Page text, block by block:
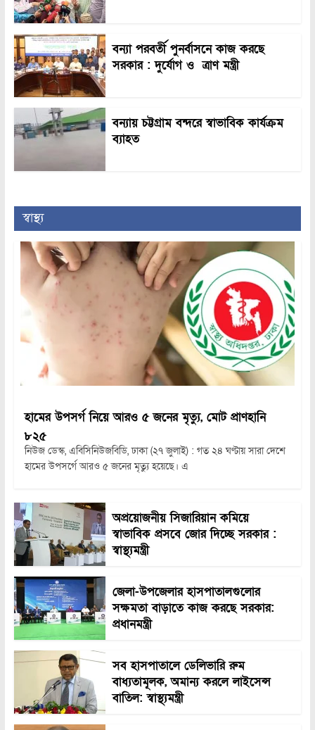
বন্যা পরবর্তী পুনর্বাসনে কাজ করছে
সরকার : দুর্যোগ ও ত্রাণ মন্ত্রী
বন্যায় চট্টগ্রাম বন্দরে স্বাভাবিক কার্যক্রম
ব্যাহত
স্বাস্থ্য
হামের উপসর্গ নিয়ে আরও ৫ জনের মৃত্যু, মোট প্রাণহানি
৮২৫
নিউজ ডেস্ক, এবিসিনিউজবিডি, ঢাকা (২৭ জুলাই) : গত ২৪ ঘণ্টায় সারা দেশে
হামের উপসর্গে আরও ৫ জনের মৃত্যু হয়েছে। এ
অপ্রয়োজনীয় সিজারিয়ান কমিয়ে
স্বাভাবিক প্রসবে জোর দিচ্ছে সরকার :
স্বাস্থ্যমন্ত্রী
জেলা-উপজেলার হাসপাতালগুলোর
সক্ষমতা বাড়াতে কাজ করছে সরকার:
প্রধানমন্ত্রী
সব হাসপাতালে ডেলিভারি রুম
বাধ্যতামূলক, অমান্য করলে লাইসেন্স
বাতিল: স্বাস্থ্যমন্ত্রী